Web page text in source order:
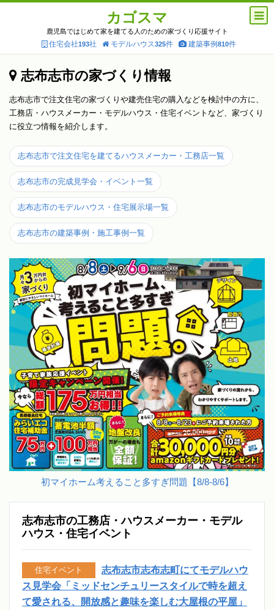
カゴスマ
鹿児島ではじめて家を建てる人のための家づくり応援サイト
住宅会社193社 モデルハウス325件 建築事例810件
志布志市の家づくり情報
志布志市で注文住宅の家づくりや建売住宅の購入などを検討中の方に、
工務店・ハウスメーカー・モデルハウス・住宅イベントなど、家づくり
に役立つ情報を紹介します。
志布志市で注文住宅を建てるハウスメーカー・工務店一覧
志布志市の完成見学会・イベント一覧
志布志市のモデルハウス・住宅展示場一覧
志布志市の建築事例・施工事例一覧
初マイホーム考えること多すぎ問題【8/8-8/6】
志布志市の工務店・ハウスメーカー・モデル
ハウス・住宅イベント
志布志市志布志町にてモデルハウ
ス見学会「ミッドセンチュリースタイルで時を超え
て愛される、開放感と趣味を楽しむ大屋根の平屋」
住宅イベント